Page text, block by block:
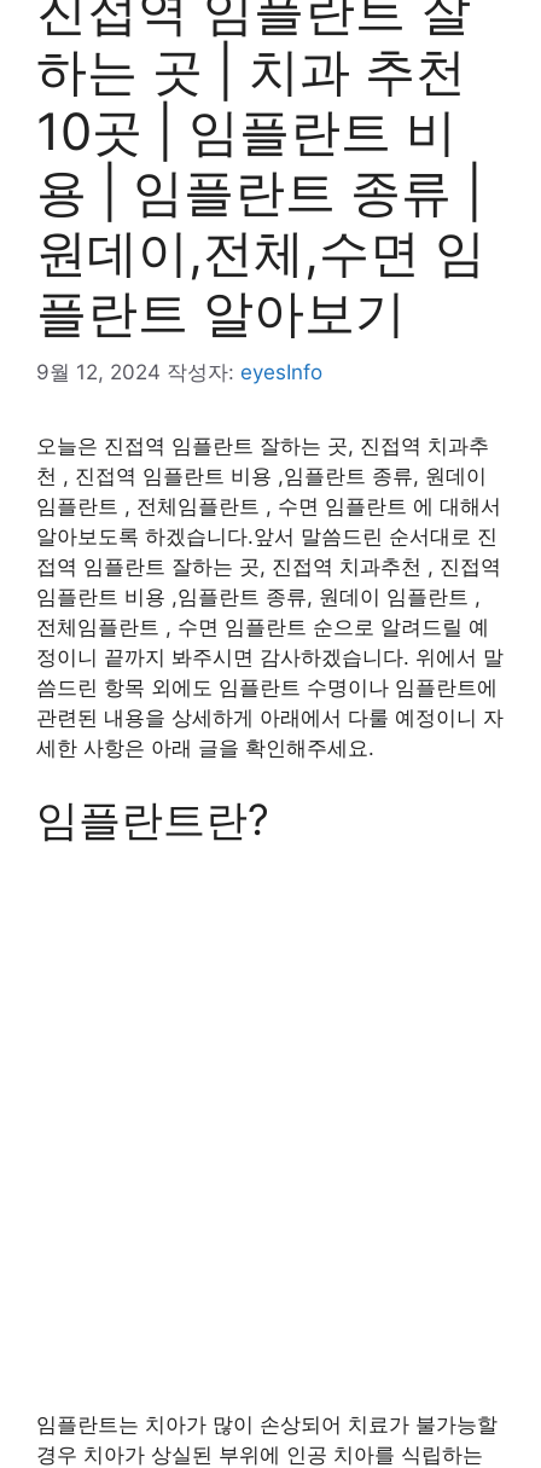
하는 곳 | 치과 추천
10곳 | 임플란트 비
용 | 임플란트 종류 |
원데이,전체,수면 임
플란트 알아보기
9월 12, 2024 작성자: eyesInfo
오늘은 진접역 임플란트 잘하는 곳, 진접역 치과추
천 , 진접역 임플란트 비용 ,임플란트 종류, 원데이
임플란트 , 전체임플란트 , 수면 임플란트 에 대해서
알아보도록 하겠습니다.앞서 말씀드린 순서대로 진
접역 임플란트 잘하는 곳, 진접역 치과추천 , 진접역
임플란트 비용 ,임플란트 종류, 원데이 임플란트 ,
전체임플란트 , 수면 임플란트 순으로 알려드릴 예
정이니 끝까지 봐주시면 감사하겠습니다. 위에서 말
씀드린 항목 외에도 임플란트 수명이나 임플란트에
관련된 내용을 상세하게 아래에서 다룰 예정이니 자
세한 사항은 아래 글을 확인해주세요.
임플란트란?
임플란트는 치아가 많이 손상되어 치료가 불가능할
경우 치아가 상실된 부위에 인공 치아를 식립하는